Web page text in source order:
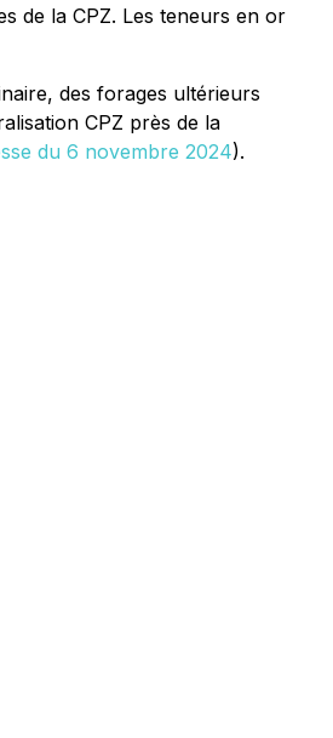
de la CPZ. Les teneurs en or
des forages ultérieurs
CPZ près de la
du 6 novembre 2024).